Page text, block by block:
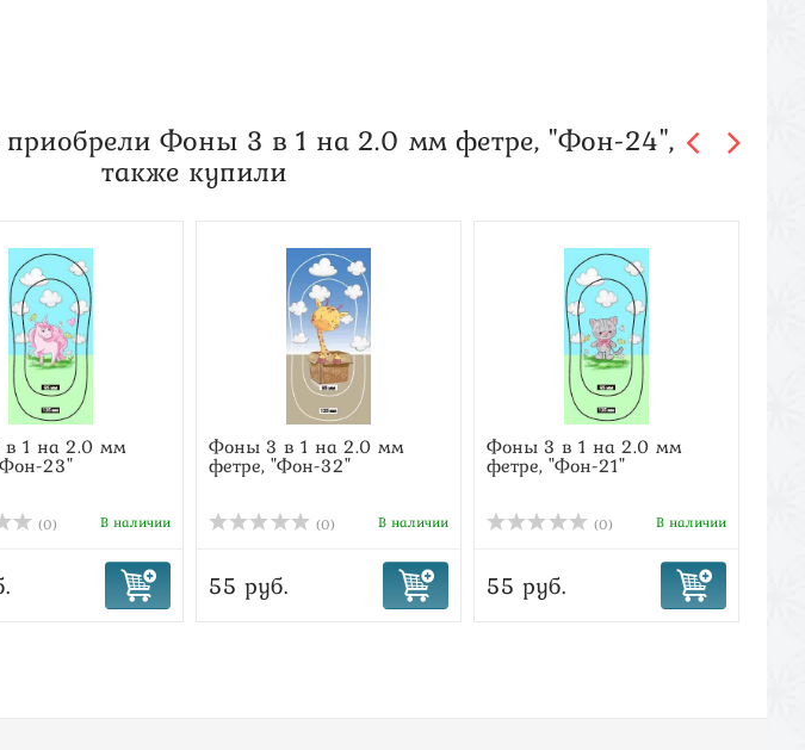
приобрели Фоны 3 в 1 на 2.0 мм фетре, "Фон-24",
также купили
1 на 2.0 мм
23"
(0) В наличии
Фоны 3 в 1 на 2.0 мм
фетре, "Фон-32"
(0) В наличии
55 руб.
Фоны 3 в 1 на 2.0 мм
фетре, "Фон-21"
(0) В наличии
55 руб.